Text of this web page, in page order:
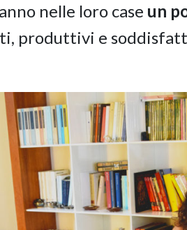
nelle loro case un
produttivi e